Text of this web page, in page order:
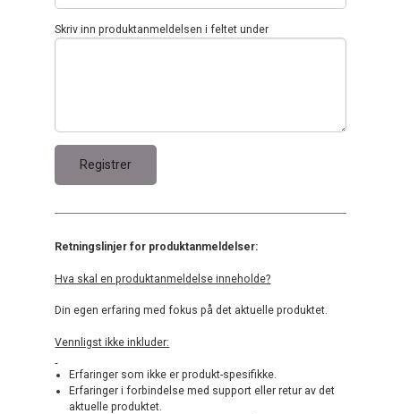
Skriv inn produktanmeldelsen i feltet under
Retningslinjer for produktanmeldelser:
Hva skal en produktanmeldelse inneholde?
Din egen erfaring med fokus på det aktuelle produktet.
Vennligst ikke inkluder:
Erfaringer som ikke er produkt-spesifikke.
Erfaringer i forbindelse med support eller retur av det
aktuelle produktet.